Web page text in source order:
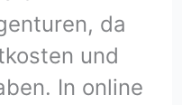
da
und
In online